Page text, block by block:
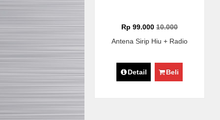
Rp 99.000 10.000
Antena Sirip Hiu + Radio
Detail Beli